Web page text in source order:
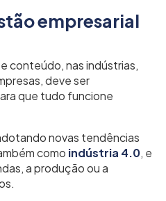
empresarial
conteúdo, nas indústrias,
deve ser
que tudo funcione
novas tendências
como indústria 4.0, e
a produção ou a